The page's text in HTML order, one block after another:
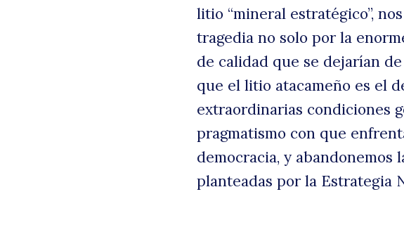
litio “mineral estratégico”,
tragedia no solo por la
de calidad que se dejarían
que el litio atacameño es el
extraordinarias condiciones
pragmatismo con que
democracia, y abandonemos
planteadas por la Estrategia